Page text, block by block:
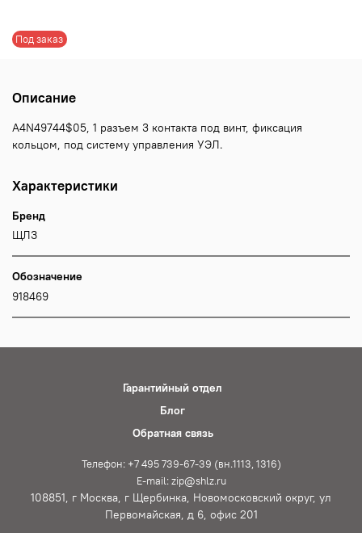
Под заказ
Описание
A4N49744$05, 1 разъем 3 контакта под винт, фиксация
кольцом, под систему управления УЭЛ.
Характеристики
Бренд
ЩЛЗ
Обозначение
918469
Гарантийный отдел
Блог
Обратная связь
Телефон: +7 495 739-67-39 (вн.1113, 1316)
E-mail: zip@shlz.ru
108851, г Москва, г Щербинка, Новомосковский округ, ул
Первомайская, д 6, офис 201